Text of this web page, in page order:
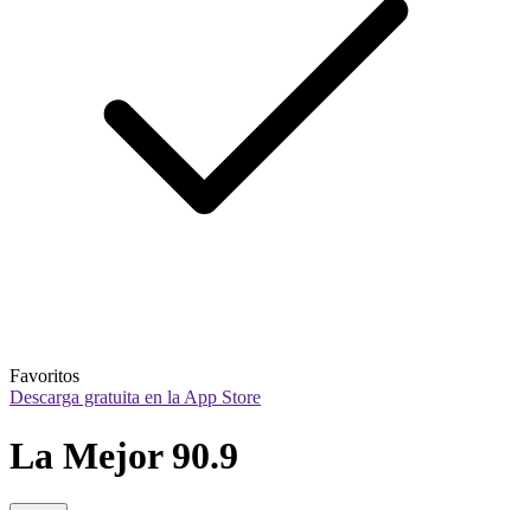
Favoritos
Descarga gratuita en la App Store
La Mejor 90.9